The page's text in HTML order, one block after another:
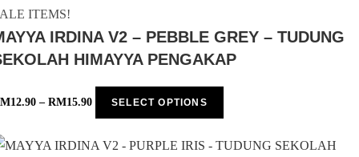
ITEMS!
IRDINA V2 – PEBBLE GREY – TUDUNG
HIMAYYA PENGAKAP
12.90 – RM15.90 SELECT OPTIONS